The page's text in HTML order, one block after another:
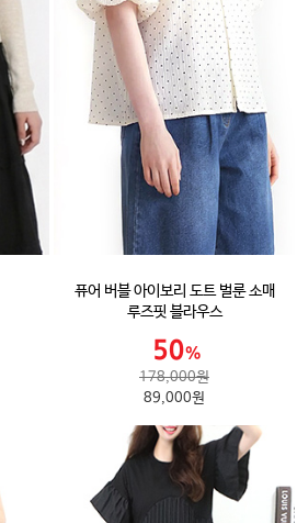
퓨어 버블 아이보리 도트 벌룬 소매
루즈핏 블라우스
178,000원
89,000원